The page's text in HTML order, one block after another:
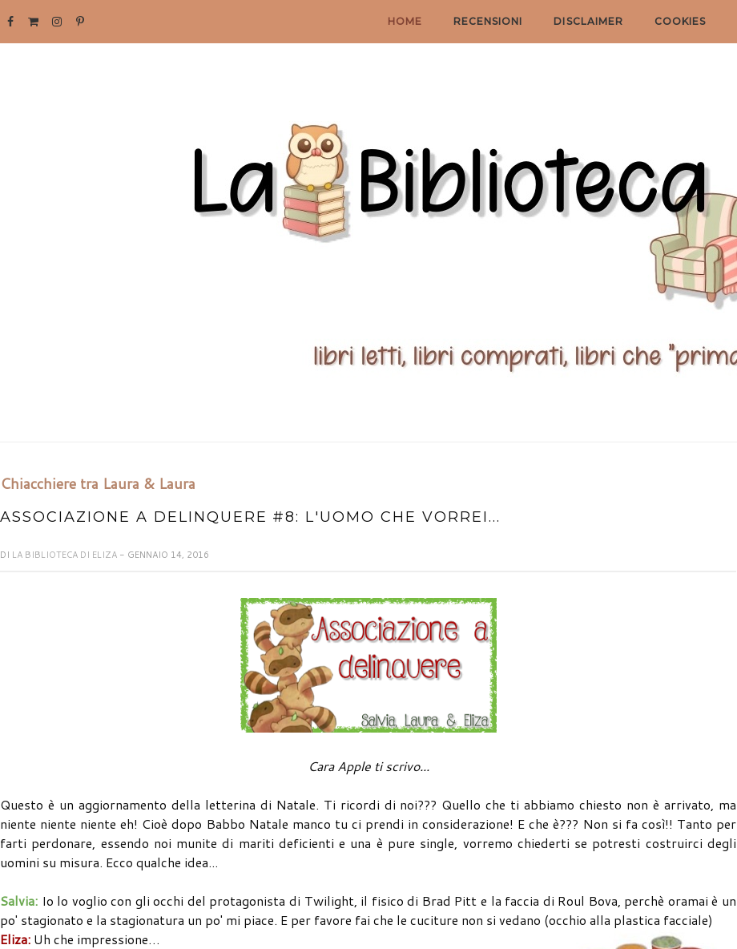
HOME RECENSIONI DISCLAIMER COOKIES
Chiacchiere tra Laura & Laura
ASSOCIAZIONE A DELINQUERE #8: L'UOMO CHE VORREI...
DI LA BIBLIOTECA DI ELIZA - GENNAIO 14, 2016
Cara Apple ti scrivo...
Questo è un aggiornamento della letterina di Natale. Ti ricordi di noi??? Quello che ti abbiamo chiesto non è arrivato, ma
niente niente niente eh! Cioè dopo Babbo Natale manco tu ci prendi in considerazione! E che è??? Non si fa così!! Tanto per
farti perdonare, essendo noi munite di mariti deficienti e una è pure single, vorremo chiederti se potresti costruirci degli
uomini su misura. Ecco qualche idea...
Salvia: Io lo voglio con gli occhi del protagonista di Twilight, il fisico di Brad Pitt e la faccia di Roul Bova, perchè oramai è un
po' stagionato e la stagionatura un po' mi piace. E per favore fai che le cuciture non si vedano (occhio alla plastica facciale)
Eliza: Uh che impressione…